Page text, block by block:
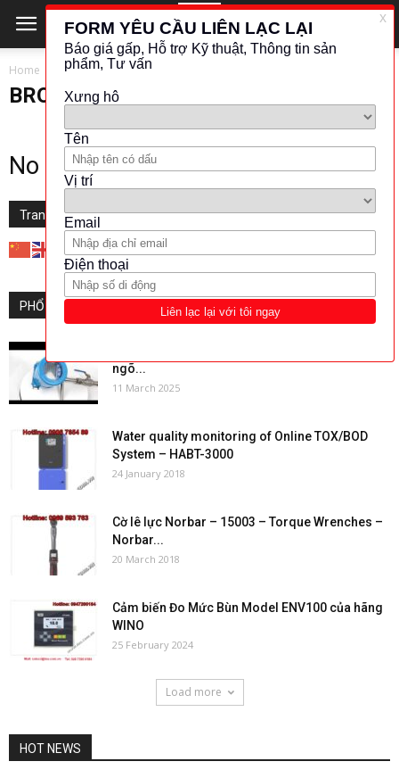
Home LƯU LƯỢNG - ĐO MỨC
BROOK INSTRUMENT
No posts to display
Translate this website
PHỔ BIẾN
ngõ...
11 March 2025
Water quality monitoring of Online TOX/BOD
System – HABT-3000
24 January 2018
Cờ lê lực Norbar – 15003 – Torque Wrenches –
Norbar...
20 March 2018
Cảm biến Đo Mức Bùn Model ENV100 của hãng
WINO
25 February 2024
Load more
HOT NEWS